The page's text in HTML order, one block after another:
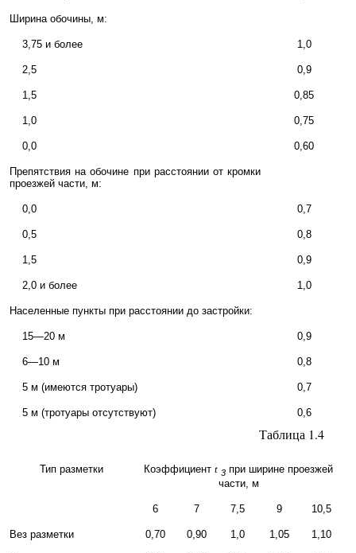
Ширина обочины, м:
3,75 и более 1,0
2,5 0,9
1,5 0,85
1,0 0,75
0,0 0,60
Препятствия на обочине при расстоянии от кромки
проезжей части, м:
0,0 0,7
0,5 0,8
1,5 0,9
2,0 и более 1,0
Населенные пункты при расстоянии до застройки:
15—20 м 0,9
6—10 м 0,8
5 м (имеются тротуары) 0,7
5 м (тротуары отсутствуют) 0,6
Таблица 1.4
Тип разметки Коэффициент t 3 при ширине проезжей
части, м
6 7 7,5 9 10,5
Вез разметки 0,70 0,90 1,0 1,05 1,10